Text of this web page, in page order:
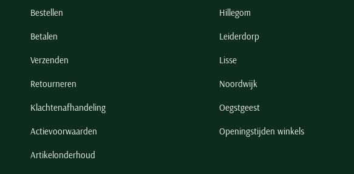
Bestellen
Betalen
Verzenden
Retourneren
Klachtenafhandeling
Actievoorwaarden
Artikelonderhoud
Hillegom
Leiderdorp
Lisse
Noordwijk
Oegstgeest
Openingstijden winkels